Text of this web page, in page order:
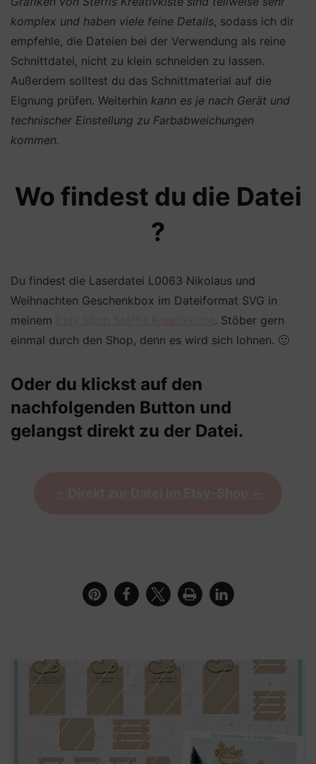
komplex und haben viele feine Details, sodass ich dir
empfehle, die Dateien bei der Verwendung als reine
Schnittdatei, nicht zu klein schneiden zu lassen.
Außerdem solltest du das Schnittmaterial auf die
Eignung prüfen. Weiterhin kann es je nach Gerät und
technischer Einstellung zu Farbabweichungen
kommen.
Wo findest du die Datei
?
Du findest die Laserdatei L0063 Nikolaus und
Weihnachten Geschenkbox im Dateiformat SVG in
meinem
. Stöber gern
einmal durch den Shop, denn es wird sich lohnen. 🙂
Oder du klickst auf den
nachfolgenden Button und
gelangst direkt zu der Datei.